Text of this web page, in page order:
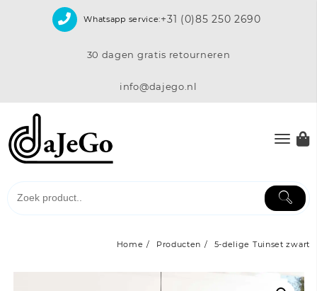
Whatsapp service:+31 (0)85 250 2690
30 dagen gratis retourneren
info@dajego.nl
Home Producten 5-delige Tuinset zwart